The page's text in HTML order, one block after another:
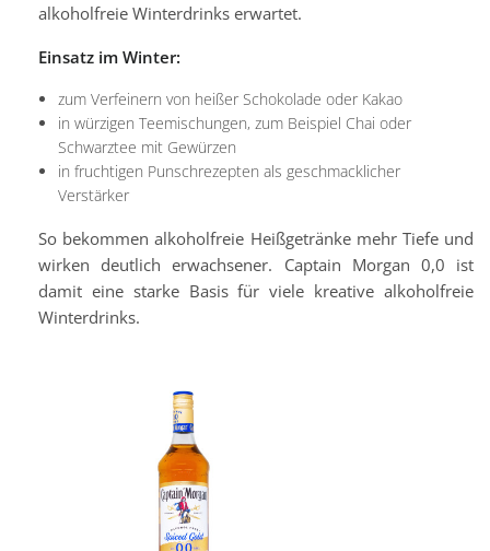
alkoholfreie Winterdrinks erwartet.
Einsatz im Winter:
zum Verfeinern von heißer Schokolade oder Kakao
in würzigen Teemischungen, zum Beispiel Chai oder
Schwarztee mit Gewürzen
in fruchtigen Punschrezepten als geschmacklicher
Verstärker
So bekommen alkoholfreie Heißgetränke mehr Tiefe und
wirken deutlich erwachsener. Captain Morgan 0,0 ist
damit eine starke Basis für viele kreative alkoholfreie
Winterdrinks.